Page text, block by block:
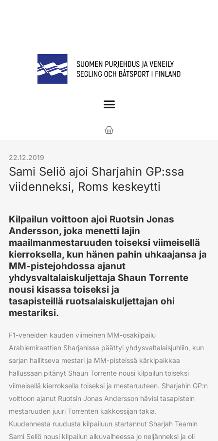
22.12.2019
Sami Seliö ajoi Sharjahin GP:ssa
viidenneksi, Roms keskeytti
Kilpailun voittoon ajoi Ruotsin Jonas
Andersson, joka menetti lajin
maailmanmestaruuden toiseksi viimeisellä
kierroksella, kun hänen pahin uhkaajansa ja
MM-pistejohdossa ajanut
yhdysvaltalaiskuljettaja Shaun Torrente
nousi kisassa toiseksi ja
tasapisteillä ruotsalaiskuljettajan ohi
mestariksi.
F1-veneiden kauden viimeinen MM-osakilpailu
Arabiemiraattien Sharjahissa päättyi yhdysvaltalaisjuhliin, kun
sarjan hallitseva mestari ja MM-pisteissä kärkipaikkaa
hallussaan pitänyt Shaun Torrente nousi kilpailun toiseksi
viimeisellä kierroksella toiseksi ja mestaruuteen. Sharjahin GP:n
voittoon ajanut Ruotsin Jonas Andersson hävisi tasapistein
mestaruuden juuri Torrenten kakkossijan takia.
Kuudennesta ruudusta kilpailuun startannut Sharjah Teamin
Sami Seliö nousi kilpailun alkuvaiheessa jo neljänneksi ja oli